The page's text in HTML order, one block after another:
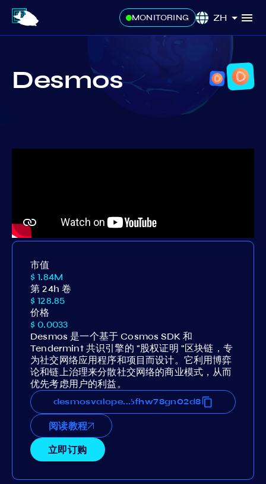
MONITORING ZH
Desmos
市值
$ 1.84M
第 24h 卷
$ 128.85
价格
$ 0.0033
Desmos 是一个基于 Cosmos SDK 和
Tendermint 共识引擎的 "股权证明 "区块链，专
为社交网络应用程序和项目而设计。它利用博弈
论和链上治理来分散社交网络的商业模式，从而
优先考虑用户的利益。
...
阅读教程
立即订购